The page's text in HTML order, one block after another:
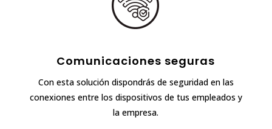
Comunicaciones seguras
Con esta solución dispondrás de seguridad en las
conexiones entre los dispositivos de tus empleados y
la empresa.